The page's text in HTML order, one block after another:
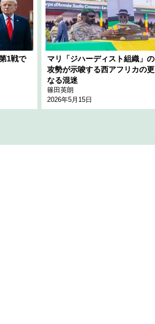
1戦で
マリ「ジハーディスト組織」の
攻勢が示唆する西アフリカの更
なる混迷
篠田英朗
2026年5月15日